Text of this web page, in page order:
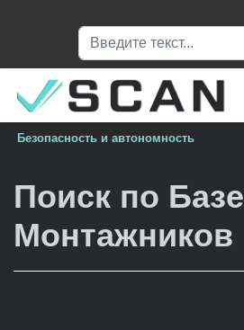
Безопасность и автономность
Поиск по Базе
Монтажников